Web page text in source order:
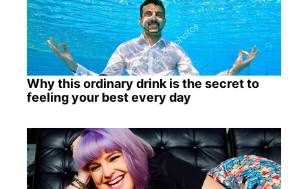
Why this ordinary drink is the secret to
feeling your best every day